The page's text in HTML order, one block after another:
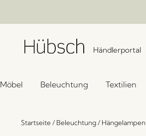
Händlerportal
Möbel Beleuchtung Textilien
Startseite/ Beleuchtung/ Hängelampen